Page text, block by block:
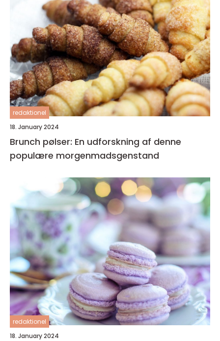
redaktionel
18. January 2024
Brunch pølser: En udforskning af denne
populære morgenmadsgenstand
redaktionel
18. January 2024